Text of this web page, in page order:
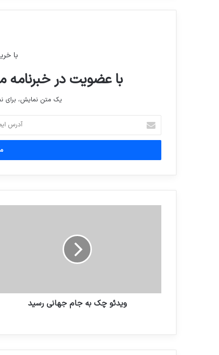
با
با عضویت در خبرنامه
یک متن نمایش،
آدرس
ایمیل
خود
وارد
ویدئو چک به جام جهانی رسید